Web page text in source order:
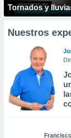
Tornados y
Nuestros